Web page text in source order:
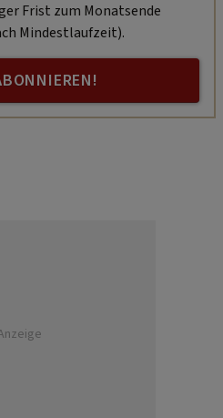
Frist zum Monatsende
Mindestlaufzeit).